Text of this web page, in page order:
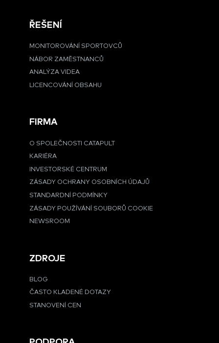
ŘEŠENÍ
MONITOROVÁNÍ SPORTOVCŮ
NÁBOR ZAMĚSTNANCŮ
ANALÝZA VIDEA
LICENCOVÁNÍ OBSAHU
FIRMA
O SPOLEČNOSTI CATAPULT
KARIÉRA
INVESTORSKÉ CENTRUM
ZÁSADY OCHRANY OSOBNÍCH ÚDAJŮ
STANDARDNÍ PODMÍNKY
ZÁSADY POUŽÍVÁNÍ SOUBORŮ COOKIE
NEWSROOM
ZDROJE
BLOG
ČASTO KLADENÉ DOTAZY
STANOVENÍ CEN